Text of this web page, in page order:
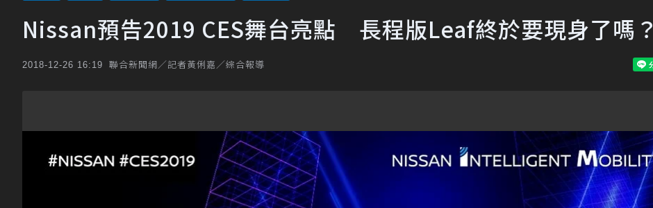
Nissan預告2019 CES舞台亮點 長程版Leaf終於要現身了嗎？
2018-12-26 16:19 聯合新聞網／記者黃俐嘉／綜合報導